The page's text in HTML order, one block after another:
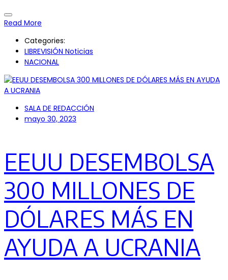
Read More
Categories:
LIBREVISIÓN Noticias
NACIONAL
SALA DE REDACCIÓN
mayo 30, 2023
EEUU DESEMBOLSA
300 MILLONES DE
DÓLARES MÁS EN
AYUDA A UCRANIA